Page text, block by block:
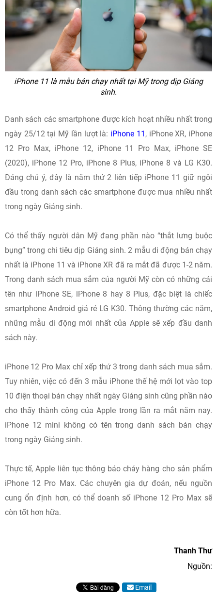
iPhone 11 là mẫu bán chạy nhất tại Mỹ trong dịp Giáng
sinh.
Danh sách các smartphone được kích hoạt nhiều nhất trong
ngày 25/12 tại Mỹ lần lượt là: iPhone 11 , iPhone XR, iPhone
12 Pro Max, iPhone 12, iPhone 11 Pro Max, iPhone SE
(2020), iPhone 12 Pro, iPhone 8 Plus, iPhone 8 và LG K30.
Đáng chú ý, đây là năm thứ 2 liên tiếp iPhone 11 giữ ngôi
đầu trong danh sách các smartphone được mua nhiều nhất
trong ngày Giáng sinh.
Có thể thấy người dân Mỹ đang phần nào “thắt lưng buộc
bụng” trong chi tiêu dịp Giáng sinh. 2 mẫu di động bán chạy
nhất là iPhone 11 và iPhone XR đã ra mắt đã được 1-2 năm.
Trong danh sách mua sắm của người Mỹ còn có những cái
tên như iPhone SE, iPhone 8 hay 8 Plus, đặc biệt là chiếc
smartphone Android giá rẻ LG K30. Thông thường các năm,
những mẫu di động mới nhất của Apple sẽ xếp đầu danh
sách này.
iPhone 12 Pro Max chỉ xếp thứ 3 trong danh sách mua sắm.
Tuy nhiên, việc có đến 3 mẫu iPhone thế hệ mới lọt vào top
10 điện thoại bán chạy nhất ngày Giáng sinh cũng phần nào
cho thấy thành công của Apple trong lần ra mắt năm nay.
iPhone 12 mini không có tên trong danh sách bán chạy
trong ngày Giáng sinh.
Thực tế, Apple liên tục thông báo cháy hàng cho sản phẩm
iPhone 12 Pro Max. Các chuyên gia dự đoán, nếu nguồn
cung ổn định hơn, có thể doanh số iPhone 12 Pro Max sẽ
còn tốt hơn hữa.
Thanh Thư
Nguồn:
Email